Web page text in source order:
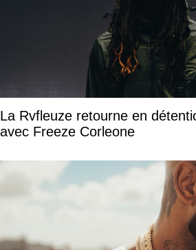
La Rvfleuze retourne en
avec Freeze Corleone